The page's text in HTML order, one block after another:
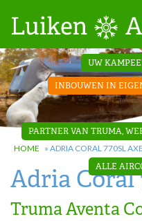
Projecten
Contact
Dakopbouw
airco’s
‘Onder de
bank’ airco’s
UW
INBOUWEN IN
PARTNER VAN TRUMA,
ALLE
HOME » ADRIA CORAL 770SL
Adria Coral
Truma Aventa